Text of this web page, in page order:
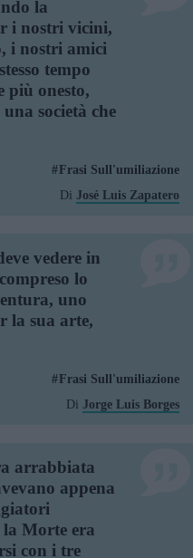
la
i nostri vicini,
i nostri amici
tempo
più onesto,
società che
Frasi Sull'umiliazione
Di José Luis Zapatero
vedere in
lo
uno
la sua arte,
Frasi Sull'umiliazione
Di Jorge Luis Borges
arrabbiata
appena
Morte era
con i tre